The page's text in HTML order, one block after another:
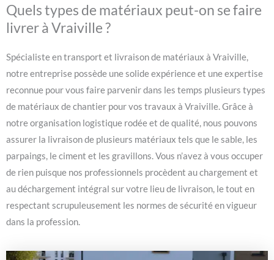
Quels types de matériaux peut-on se faire
livrer à Vraiville ?
Spécialiste en transport et livraison de matériaux à Vraiville,
notre entreprise possède une solide expérience et une expertise
reconnue pour vous faire parvenir dans les temps plusieurs types
de matériaux de chantier pour vos travaux à Vraiville. Grâce à
notre organisation logistique rodée et de qualité, nous pouvons
assurer la livraison de plusieurs matériaux tels que le sable, les
parpaings, le ciment et les gravillons. Vous n’avez à vous occuper
de rien puisque nos professionnels procèdent au chargement et
au déchargement intégral sur votre lieu de livraison, le tout en
respectant scrupuleusement les normes de sécurité en vigueur
dans la profession.